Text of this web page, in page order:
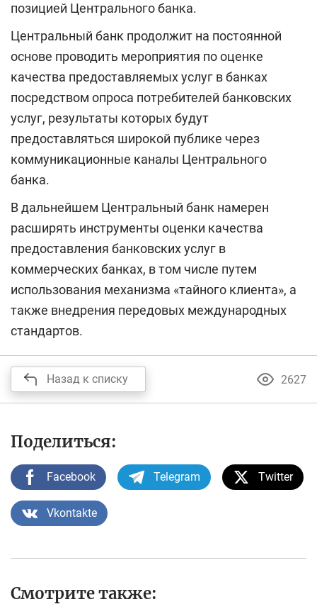
позицией Центрального банка.
Центральный банк продолжит на постоянной
основе проводить мероприятия по оценке
качества предоставляемых услуг в банках
посредством опроса потребителей банковских
услуг, результаты которых будут
предоставляться широкой публике через
коммуникационные каналы Центрального
банка.
В дальнейшем Центральный банк намерен
расширять инструменты оценки качества
предоставления банковских услуг в
коммерческих банках, в том числе путем
использования механизма «тайного клиента», а
также внедрения передовых международных
стандартов.
Назад к списку 2627
Поделиться:
Facebook Telegram Twitter
Vkontakte
Смотрите также: